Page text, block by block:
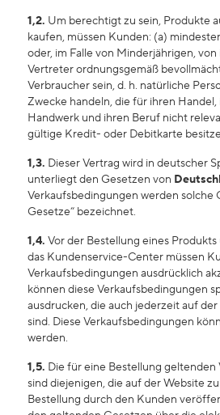
Öle
SPF-Schutz
Dunkle Kreuzfahrten und Puffiness
Dunkle Flecken und ungleichmäßiger
Lösung
Verlust von Volumen
Tint Terne
Prédermine
Soleil Plaisir
1,2. Um berechtigt zu sein, Produkte
kaufen, müssen Kunden: (a)
oder, im Falle von Minderjährigen,
Vertreter ordnungsgemäß
Verbraucher sein, d. h. natürliche
Zwecke handeln, die für ihren
Handwerk und ihren Beruf nicht
gültige Kredit- oder Debitkarte
1,3. Dieser Vertrag wird in deutscher
unterliegt den Gesetzen von
Verkaufsbedingungen werden solche
Gesetze“ bezeichnet.
1,4. Vor der Bestellung eines
das Kundenservice-Center müssen
Verkaufsbedingungen ausdrücklich
können diese Verkaufsbedingungen
ausdrucken, die auch jederzeit auf
sind. Diese Verkaufsbedingungen
werden.
1,5. Die für eine Bestellung
sind diejenigen, die auf der Website
Bestellung durch den Kunden